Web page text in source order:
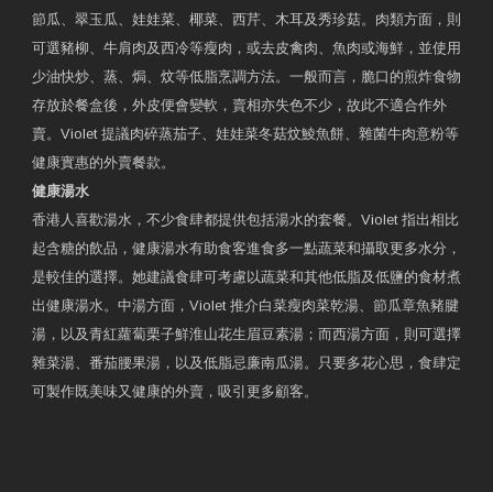
節瓜、翠玉瓜、娃娃菜、椰菜、西芹、木耳及秀珍菇。肉類方面，則
可選豬柳、牛肩肉及西冷等瘦肉，或去皮禽肉、魚肉或海鮮，並使用
少油快炒、蒸、焗、炆等低脂烹調方法。一般而言，脆口的煎炸食物
存放於餐盒後，外皮便會變軟，賣相亦失色不少，故此不適合作外
賣。Violet 提議肉碎蒸茄子、娃娃菜冬菇炆鯪魚餅、雜菌牛肉意粉等
健康實惠的外賣餐款。
健康湯水
香港人喜歡湯水，不少食肆都提供包括湯水的套餐。Violet 指出相比
起含糖的飲品，健康湯水有助食客進食多一點蔬菜和攝取更多水分，
是較佳的選擇。她建議食肆可考慮以蔬菜和其他低脂及低鹽的食材煮
出健康湯水。中湯方面，Violet 推介白菜瘦肉菜乾湯、節瓜章魚豬腱
湯，以及青紅蘿蔔栗子鮮淮山花生眉豆素湯；而西湯方面，則可選擇
雜菜湯、番茄腰果湯，以及低脂忌廉南瓜湯。只要多花心思，食肆定
可製作既美味又健康的外賣，吸引更多顧客。